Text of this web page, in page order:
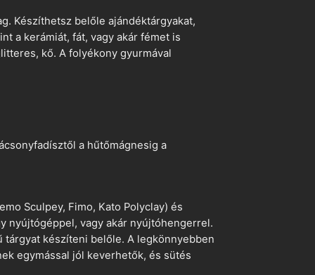
Készíthetsz belőle ajándéktárgyakat,
a kerámiát, fát, vagy akár fémet is
kő. A folyékony gyurmával
a hűtőmágnesig a
Sculpey, Fimo, Kato Polyclay) és
nyújtógéppel, vagy akár nyújtóhengerrel.
készíteni belőle. A legkönnyebben
egymással jól keverhetők, és sütés